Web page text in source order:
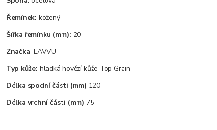
Řemínek: kožený
Šířka řemínku (mm): 20
Značka: LAVVU
Typ kůže: hladká hovězí kůže Top Grain
Délka spodní části (mm) 120
Délka vrchní části (mm) 75